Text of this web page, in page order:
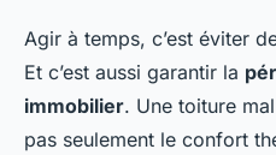
Agir à temps, c’est éviter
Et c’est aussi garantir la
immobilier. Une toiture
pas seulement le confort